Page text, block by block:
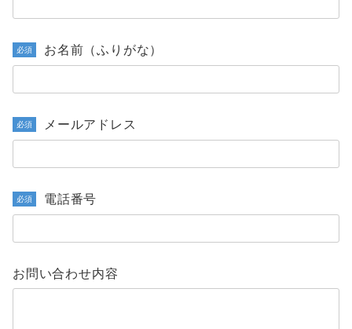
必須 お名前（ふりがな）
必須 メールアドレス
必須 電話番号
お問い合わせ内容